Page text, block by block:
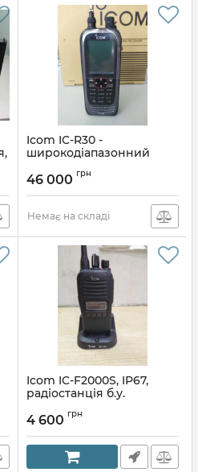
Icom IC-R30 -
широкодіапазонний
приймач
Артикул:1244760218
46 000 грн
Немає на складі
Icom IC-F2000S, IP67,
радіостанція б.у.
4 600 грн